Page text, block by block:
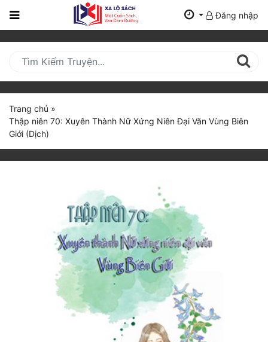
Trang
Mới
Cập
Nhật
(current)
BXH
Đăng nhập
Trang chủ »
Thập niên 70: Xuyên Thành Nữ Xứng Niên Đại Văn Vùng Biên
Giới (Dịch)